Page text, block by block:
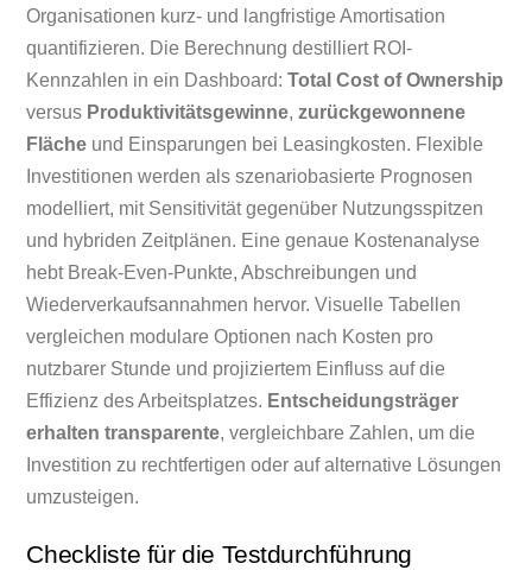
Organisationen kurz- und langfristige Amortisation
quantifizieren. Die Berechnung destilliert ROI-
Kennzahlen in ein Dashboard:Total Cost of Ownership
versus Produktivitätsgewinne,zurückgewonnene
Fläche und Einsparungen bei Leasingkosten. Flexible
Investitionen werden als szenariobasierte Prognosen
modelliert, mit Sensitivität gegenüber Nutzungsspitzen
und hybriden Zeitplänen. Eine genaue Kostenanalyse
hebt Break-Even-Punkte, Abschreibungen und
Wiederverkaufsannahmen hervor. Visuelle Tabellen
vergleichen modulare Optionen nach Kosten pro
nutzbarer Stunde und projiziertem Einfluss auf die
Effizienz des Arbeitsplatzes. Entscheidungsträger
erhalten transparente, vergleichbare Zahlen, um die
Investition zu rechtfertigen oder auf alternative Lösungen
umzusteigen.
Checkliste für die Testdurchführung